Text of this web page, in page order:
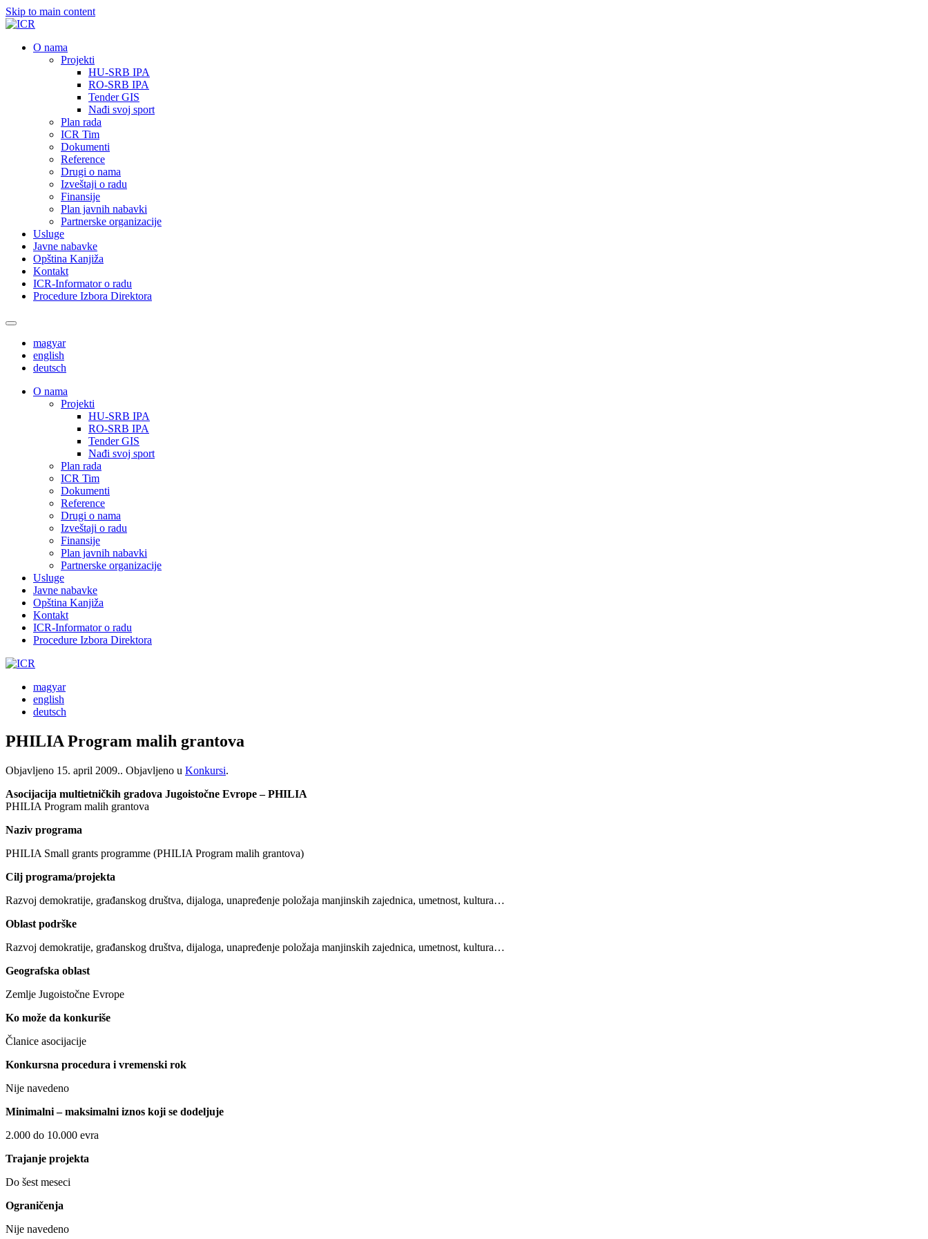
Skip to main content
О nama
Projekti
HU-SRB IPA
RO-SRB IPA
Tender GIS
Nađi svoj sport
Plan rada
ICR Tim
Dokumenti
Reference
Drugi o nama
Izveštaji o radu
Finansije
Plan javnih nabavki
Partnerske organizacije
Usluge
Javne nabavke
Opština Kanjiža
Kontakt
ICR-Informator o radu
Procedure Izbora Direktora
magyar
english
deutsch
О nama
Projekti
HU-SRB IPA
RO-SRB IPA
Tender GIS
Nađi svoj sport
Plan rada
ICR Tim
Dokumenti
Reference
Drugi o nama
Izveštaji o radu
Finansije
Plan javnih nabavki
Partnerske organizacije
Usluge
Javne nabavke
Opština Kanjiža
Kontakt
ICR-Informator o radu
Procedure Izbora Direktora
magyar
english
deutsch
PHILIA Program malih grantova
Objavljeno 15. april 2009.. Objavljeno u Konkursi.
Asocijacija multietničkih gradova Jugoistočne Evrope – PHILIA
PHILIA Program malih grantova
Naziv programa
PHILIA Small grants programme (PHILIA Program malih grantova)
Cilj programa/projekta
Razvoj demokratije, građanskog društva, dijaloga, unapređenje položaja manjinskih zajednica, umetnost, kultura…
Oblast podrške
Razvoj demokratije, građanskog društva, dijaloga, unapređenje položaja manjinskih zajednica, umetnost, kultura…
Geografska oblast
Zemlje Jugoistočne Evrope
Ko može da konkuriše
Članice asocijacije
Konkursna procedura i vremenski rok
Nije navedeno
Minimalni – maksimalni iznos koji se dodeljuje
2.000 do 10.000 evra
Trajanje projekta
Do šest meseci
Ograničenja
Nije navedeno